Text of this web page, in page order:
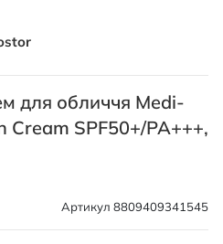
для обличчя Medi-
Cream SPF50+/PA+++,
Артикул 8809409341545